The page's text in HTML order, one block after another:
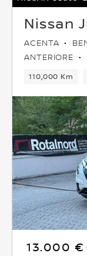
Nissan
ACENTA
ANTERIORE
110,000 Km
13.000 €